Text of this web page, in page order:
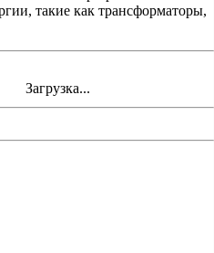
такие как трансформаторы,
Загрузка...